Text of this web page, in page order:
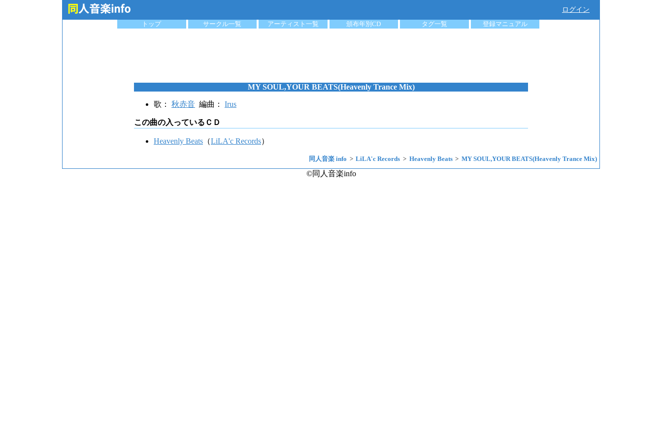
ログイン
トップ
サークル一覧 アーティスト一覧 頒布年別CD タグ一覧 登録マニュアル
MY SOUL,YOUR BEATS(Heavenly Trance Mix)
歌： 秋赤音 編曲： Irus
この曲の入っているＣＤ
Heavenly Beats （LiLA'c Records）
同人音楽 info LiLA'c Records Heavenly Beats MY SOUL,YOUR BEATS(Heavenly Trance Mix)
©同人音楽info